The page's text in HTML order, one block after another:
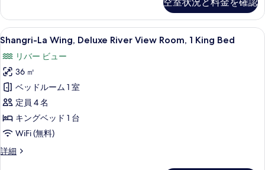
べ
て
の
写
真
を
表
示
す
る
Balcony
Room,
2
Beds
の
詳
細
Shangri-
La
Wing,
Deluxe
River
View
Room,
1
Bed
ミニバー、セーフティボックス (室
7
Shangri-La Wing, Deluxe River View Room, 1 King Bed
リバー ビュー
36 ㎡
ベッドルーム 1 室
定員 4 名
キングベッド 1 台
WiFi (無料)
詳細
Shangri-